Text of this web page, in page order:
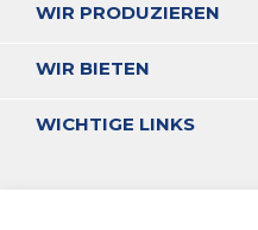
WIR PRODUZIEREN
WIR BIETEN
WICHTIGE LINKS